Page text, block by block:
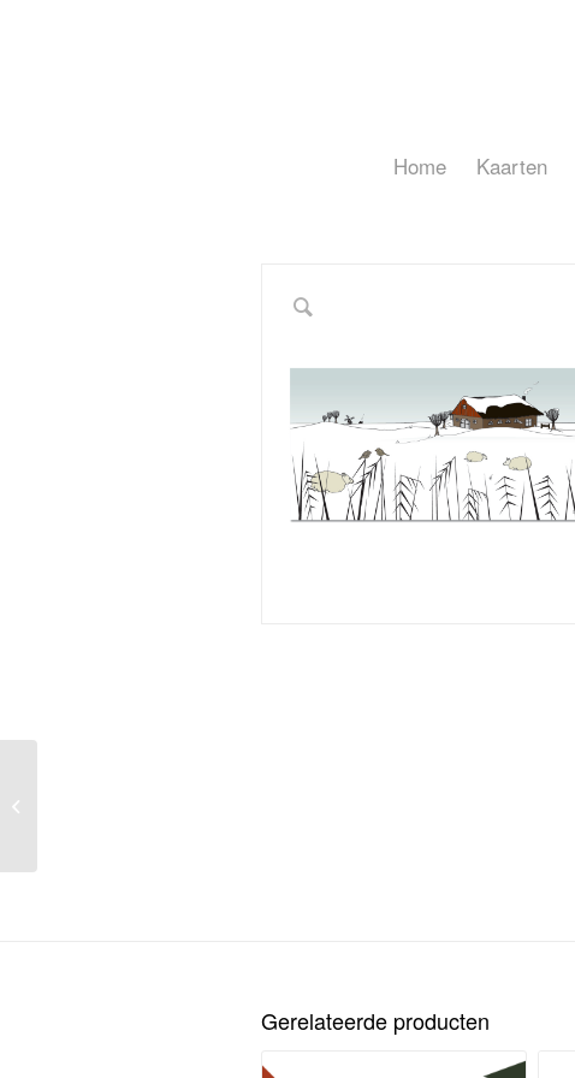
Home Kaarten
Gerelateerde producten